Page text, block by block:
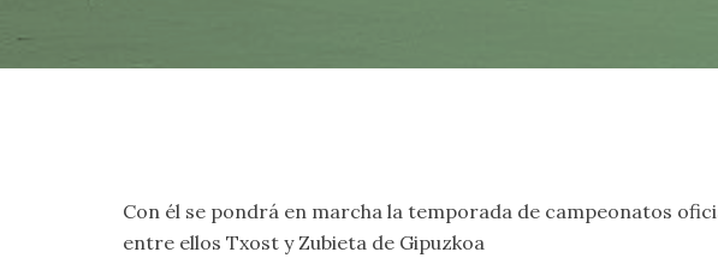
Con él se pondrá en marcha la temporada de campeonatos
entre ellos Txost y Zubieta de Gipuzkoa